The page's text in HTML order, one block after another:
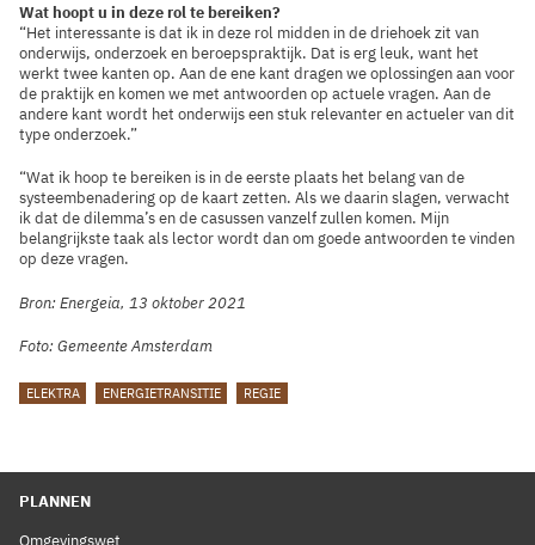
Wat hoopt u in deze rol te bereiken?
“Het interessante is dat ik in deze rol midden in de driehoek zit van
onderwijs, onderzoek en beroepspraktijk. Dat is erg leuk, want het
werkt twee kanten op. Aan de ene kant dragen we oplossingen aan voor
de praktijk en komen we met antwoorden op actuele vragen. Aan de
andere kant wordt het onderwijs een stuk relevanter en actueler van dit
type onderzoek.”
“Wat ik hoop te bereiken is in de eerste plaats het belang van de
systeembenadering op de kaart zetten. Als we daarin slagen, verwacht
ik dat de dilemma’s en de casussen vanzelf zullen komen. Mijn
belangrijkste taak als lector wordt dan om goede antwoorden te vinden
op deze vragen.
Bron: Energeia, 13 oktober 2021
Foto: Gemeente Amsterdam
TAGS
ELEKTRA ENERGIETRANSITIE REGIE
PLANNEN
Omgevingswet